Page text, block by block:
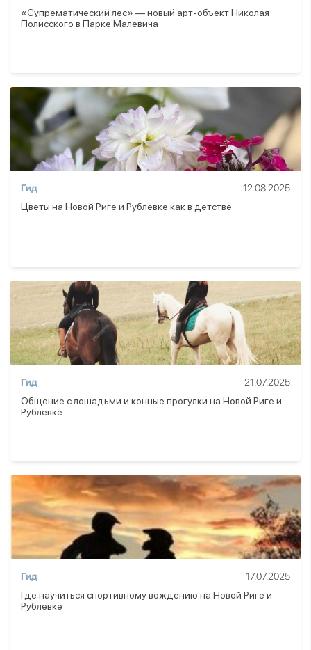
«Супрематический лес» — новый арт-объект Николая
Полисского в Парке Малевича
Гид
12.08.2025
Цветы на Новой Риге и Рублёвке как в детстве
Гид
21.07.2025
Общение с лошадьми и конные прогулки на Новой Риге и
Рублёвке
Гид
17.07.2025
Где научиться спортивному вождению на Новой Риге и
Рублёвке